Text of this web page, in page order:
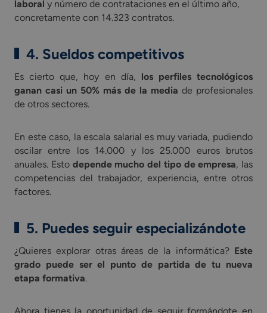
laboral y número de contrataciones en el último año,
concretamente con 14.323 contratos.
4. Sueldos competitivos
Es cierto que, hoy en día, los perfiles tecnológicos
ganan casi un 50% más de la media de profesionales
de otros sectores.
En este caso, la escala salarial es muy variada, pudiendo
oscilar entre los 14.000 y los 25.000 euros brutos
anuales. Esto depende mucho del tipo de empresa, las
competencias del trabajador, experiencia, entre otros
factores.
5. Puedes seguir especializándote
¿Quieres explorar otras áreas de la informática? Este
grado puede ser el punto de partida de tu nueva
etapa formativa.
Ahora tienes la oportunidad de seguir formándote en